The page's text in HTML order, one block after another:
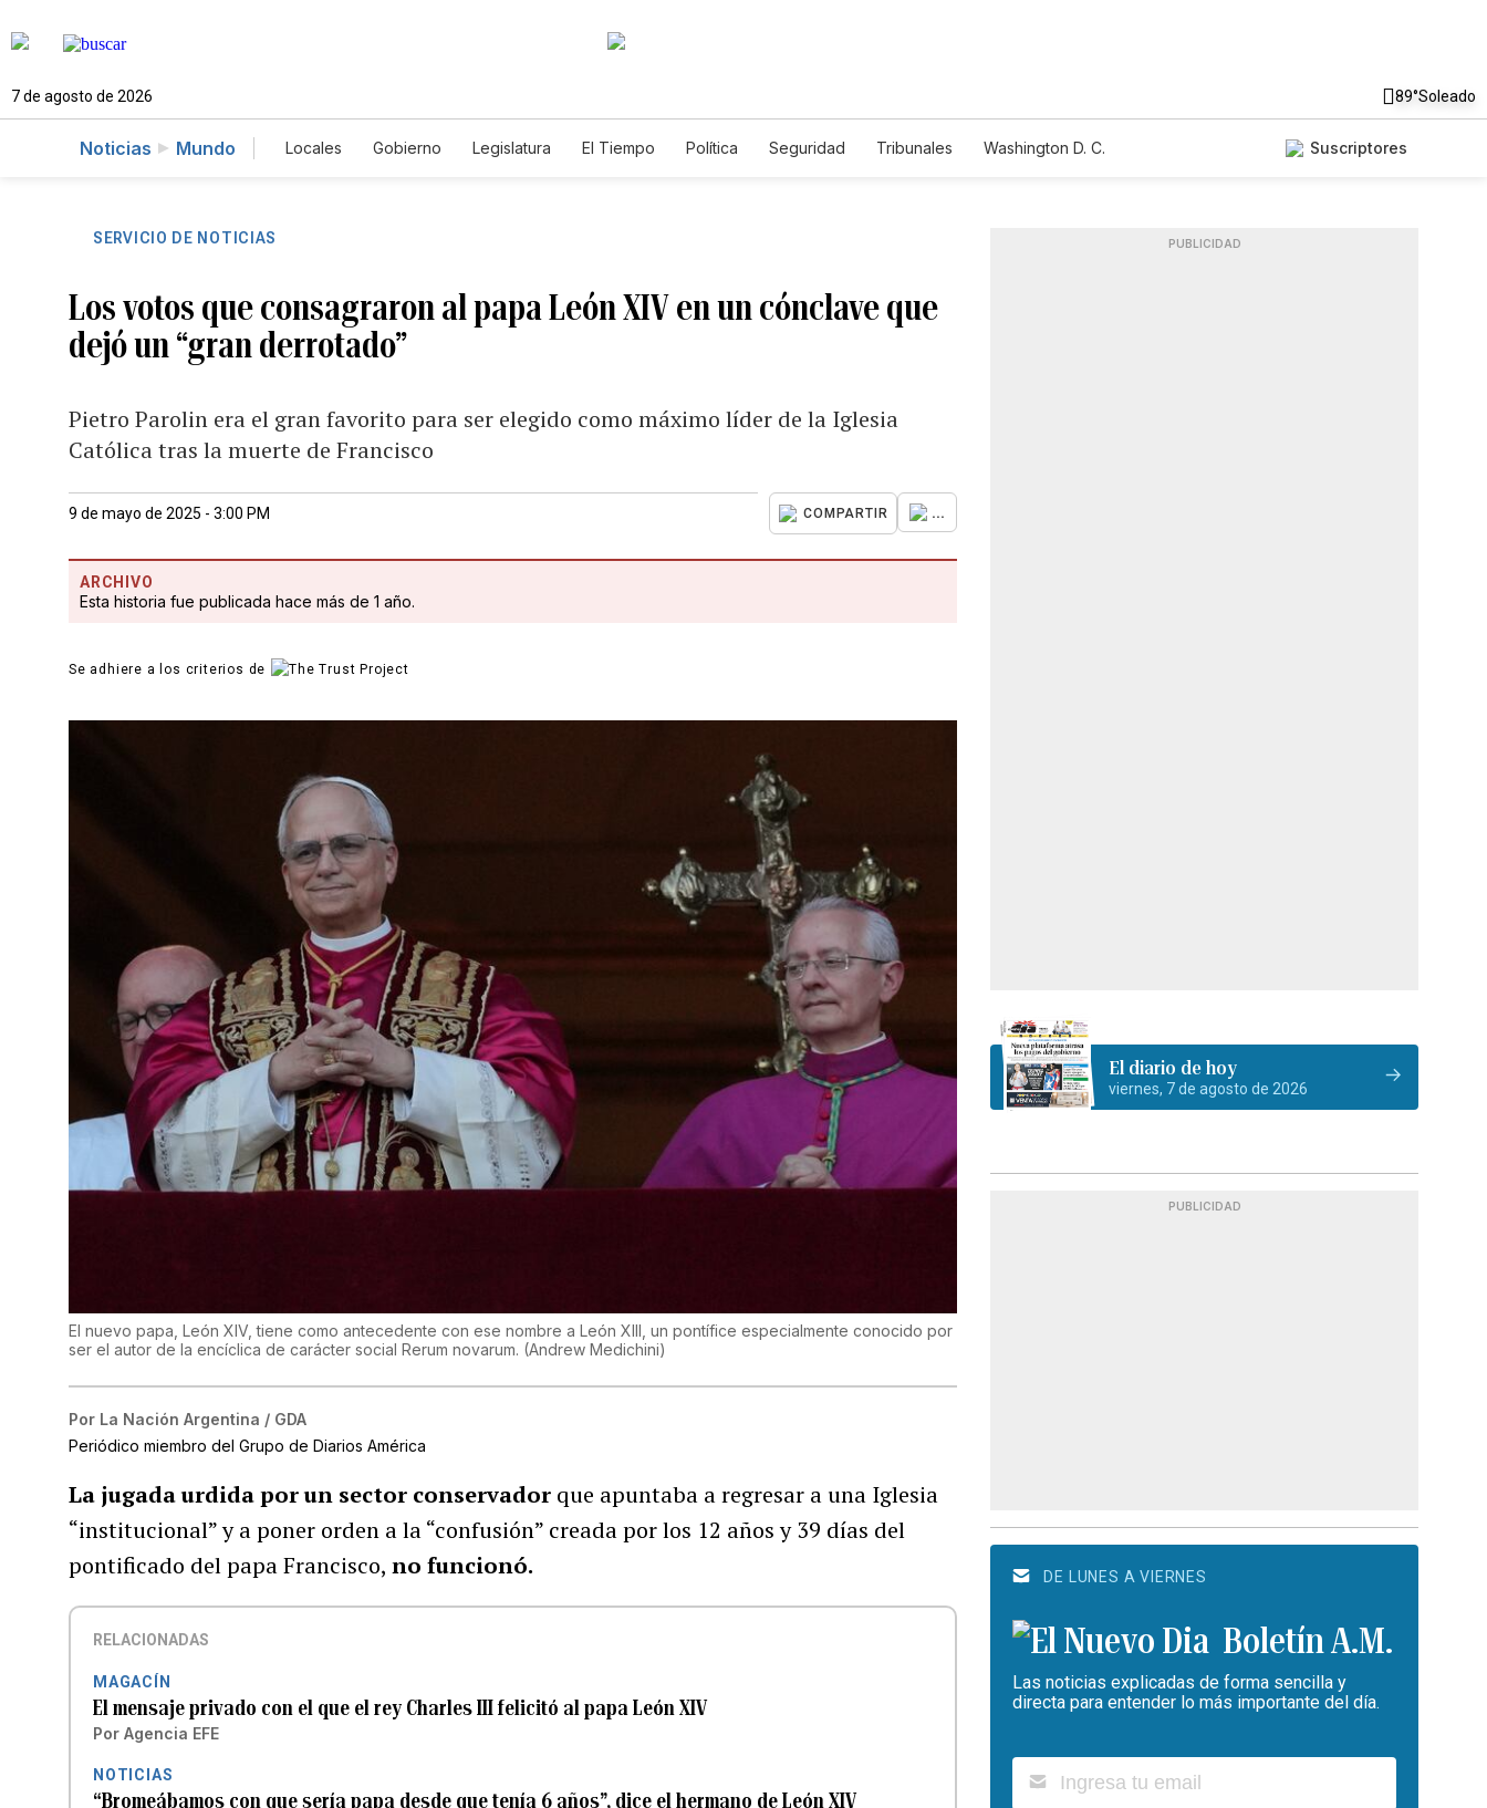
7 de agosto de 2026 89°Soleado
Noticias Mundo Locales Gobierno Legislatura El Tiempo Política Seguridad Tribunales
Washington D. C.
Suscriptores
SERVICIO DE NOTICIAS
Los votos que consagraron al papa León XIV en un cónclave que
dejó un “gran derrotado”
Pietro Parolin era el gran favorito para ser elegido como máximo líder de la Iglesia
Católica tras la muerte de Francisco
9 de mayo de 2025 - 3:00 PM COMPARTIR ...
ARCHIVO
Esta historia fue publicada hace más de 1 año.
Se adhiere a los criterios de
El nuevo papa, León XIV, tiene como antecedente con ese nombre a León XIII, un pontífice especialmente conocido por
ser el autor de la encíclica de carácter social Rerum novarum. (Andrew Medichini)
Por La Nación Argentina / GDA
Periódico miembro del Grupo de Diarios América
La jugada urdida por un sector conservador que apuntaba a regresar a una Iglesia
“institucional” y a poner orden a la “confusión” creada por los 12 años y 39 días del
pontificado del papa Francisco,no funcionó.
RELACIONADAS
MAGACÍN
El mensaje privado con el que el rey Charles III felicitó al papa León XIV
Por Agencia EFE
NOTICIAS
“Bromeábamos con que sería papa desde que tenía 6 años”, dice el hermano de León XIV
PUBLICIDAD
El diario de hoy
viernes, 7 de agosto de 2026
PUBLICIDAD
DE LUNES A VIERNES
Boletín A.M.
Las noticias explicadas de forma sencilla y
directa para entender lo más importante del día.